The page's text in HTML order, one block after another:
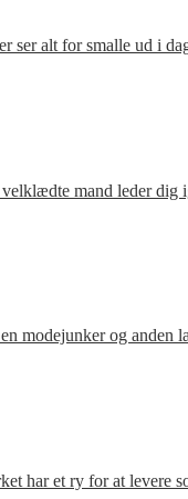
ser alt for smalle ud i
mand leder dig
modejunker og anden
har et ry for at levere